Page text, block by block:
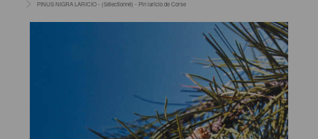
PINUS NIGRA LARICIO - (Sélectionné) - Pin laricio de Corse